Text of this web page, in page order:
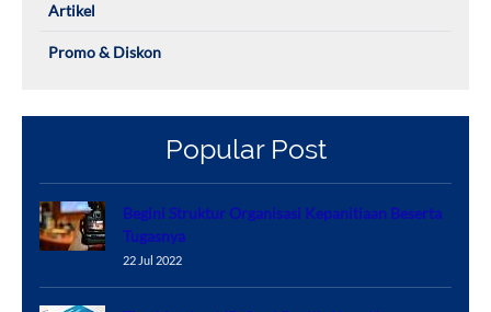
Artikel
Promo & Diskon
Popular Post
Begini Struktur Organisasi Kepanitiaan Beserta
Tugasnya
22 Jul 2022